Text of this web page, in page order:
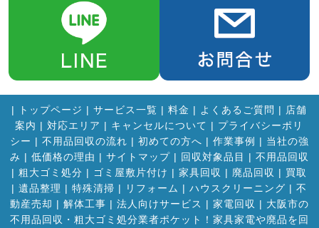
| トップページ | サービス一覧 | 料金 | よくあるご質問 | 店舗
案内 | 対応エリア | キャンセルについて | プライバシーポリ
シー | 不用品回収の流れ | 初めての方へ | 作業事例 | 当社の強
み | 低価格の理由 | サイトマップ| 回収対象品目 | 不用品回収
| 粗大ゴミ処分 | ゴミ屋敷片付け | 家具回収 | 廃品回収 | 買取
| 遺品整理 | 特殊清掃 | リフォーム | ハウスクリーニング | 不
動産売却 | 解体工事 | 法人向けサービス | 家電回収 | 大阪市の
不用品回収・粗大ゴミ処分業者ポケット！家具家電や廃品を回